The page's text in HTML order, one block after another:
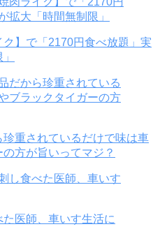
】で「2170円食べ放題」実
重されているだけで味は車
方が旨いってマジ？
た医師、車いす生活に